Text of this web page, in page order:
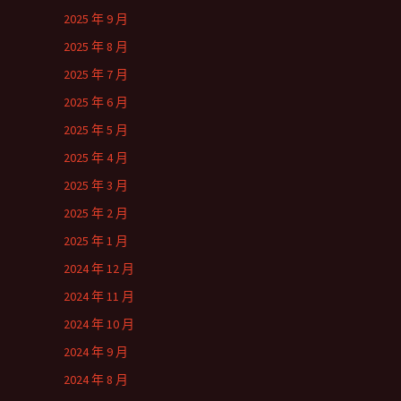
2025 年 9 月
2025 年 8 月
2025 年 7 月
2025 年 6 月
2025 年 5 月
2025 年 4 月
2025 年 3 月
2025 年 2 月
2025 年 1 月
2024 年 12 月
2024 年 11 月
2024 年 10 月
2024 年 9 月
2024 年 8 月